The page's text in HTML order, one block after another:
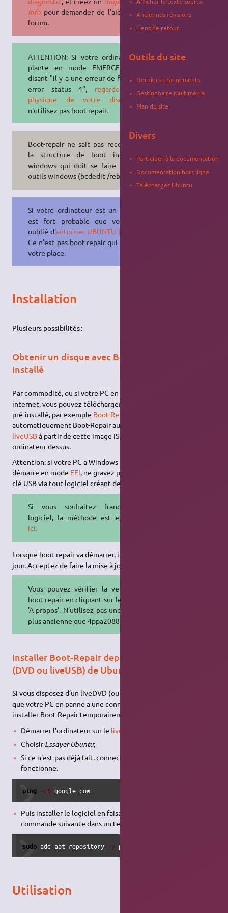
Infopour demander de l’aide sur le
forum.
ATTENTION: Si votre ordinateur se
plante en mode EMERGENCY en
disant "il y a une erreur de fsck type
error status 4", regarder l'état
physique de votre disque
n'utilisez pas boot-repair.
Boot-repair ne sait pas reconstruire
la structure de boot interne à
windows qui doit se faire avec les
outils windows (bcdedit /rebuild)
Si votre ordinateur est un ACER, il
est fort probable que vous ayez
oublié d'autoriser UBUNTU à booter
Ce n'est pas boot-repair qui le fera à
votre place.
Installation
Plusieurs possibilités :
Obtenir un disque avec Boot-Repair pré-
installé
Par commodité, ou si votre PC en panne n’a pas de connexion
internet, vous pouvez télécharger un disque avec Boot-Repair
pré-installé, par exemple Boot-Repair-Disk
automatiquement Boot-Repair au démarrage). Créez un
liveUSBà partir de cette image ISO, puis démarrez votre
ordinateur dessus.
Attention: si votre PC a Windows 8 ou 10 pré-installé, et/ou s'il
démarre en mode EFI, ne gravez pas l'image sur DVD
clé USBvia tout logiciel créant des clés compatibles EFI.
Si vous souhaitez franciser le
logiciel, la méthode est expliquée
ici.
Lorsque boot-repair va démarrer, il va proposer de se mettre à
jour. Acceptez de faire la mise à jour logicielle.
Vous pouvez vérifier la version de
boot-repair en cliquant sur le bouton
'A propos'. N'utilisez pas une version
plus ancienne que 4ppa2088.
Installer Boot-Repair depuis une session live
(DVD ou liveUSB) de Ubuntu
Si vous disposez d’un liveDVD (ou d'une
que votre PC en panne a une connexion internet, vous pouvez
installer Boot-Repair temporairement :
Démarrer l’ordinateur sur le live CD
ChoisirEssayer Ubuntu;
Si ce n'est pas déjà fait, connecter internet et vérifier qu'il
fonctionne.
ping -c5 google.com
Puis installer le logiciel en faisant un copier/coller de la
commande suivante dans un terminal :
sudo add-apt-repository -y ppa:yannubuntu
Utilisation
Anciennes révisions
Liens de retour
Outils du site
Derniers changements
Gestionnaire Multimédia
Plan du site
Divers
Participer à la documentation
Documentation hors ligne
Télécharger Ubuntu